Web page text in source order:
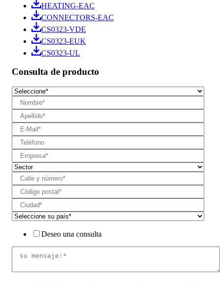
HEATING-EAC
CONNECTORS-EAC
CS0323-VDE
CS0323-EUK
CS0323-UL
Consulta de producto
Deseo una consulta